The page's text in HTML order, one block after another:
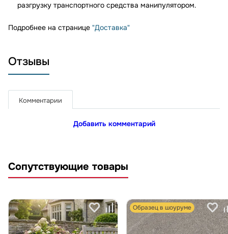
разгрузку транспортного средства манипулятором.
Подробнее на странице "Доставка"
Отзывы
Комментарии
Добавить комментарий
Сопутствующие товары
Образец в шоуруме